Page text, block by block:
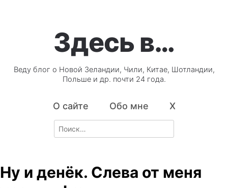
Здесь в…
Веду блог о Новой Зеландии, Чили, Китае, Шотландии,
Польше и др. почти 24 года.
О сайте Обо мне X
Search
for:
Ну и денёк. Слева от меня